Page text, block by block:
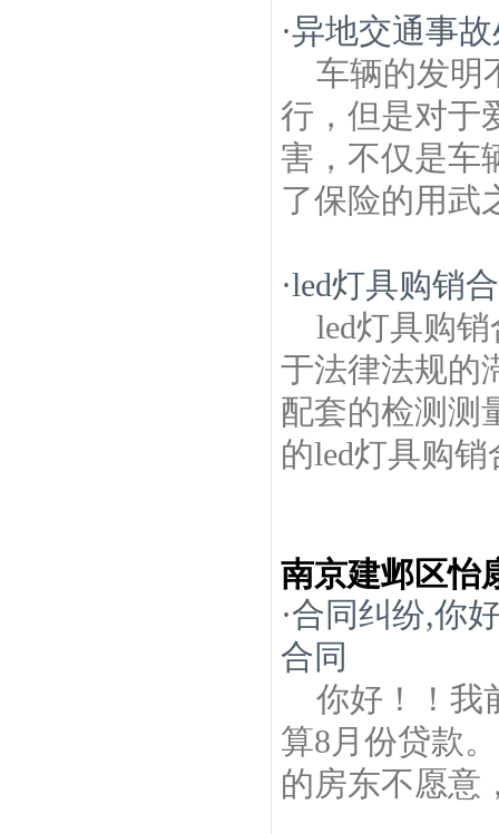
·异地交通事
车辆的发明
行，但是对于
害，不仅是车
了保险的用武
·led灯具购销
led灯具购
于法律法规的
配套的检测测
的led灯具购
南京建邺区怡
·合同纠纷,你
合同
你好！！我
算8月份贷款
的房东不愿意